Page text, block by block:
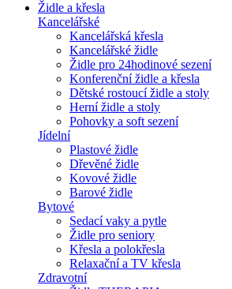
Židle a křesla
Kancelářské
Kancelářská křesla
Kancelářské židle
Židle pro 24hodinové sezení
Konferenční židle a křesla
Dětské rostoucí židle a stoly
Herní židle a stoly
Pohovky a soft sezení
Jídelní
Plastové židle
Dřevěné židle
Kovové židle
Barové židle
Bytové
Sedací vaky a pytle
Židle pro seniory
Křesla a polokřesla
Relaxační a TV křesla
Zdravotní